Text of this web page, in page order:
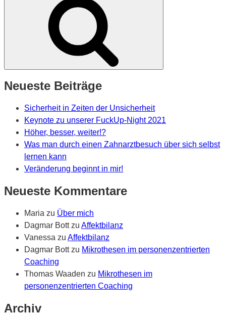
Neueste Beiträge
Sicherheit in Zeiten der Unsicherheit
Keynote zu unserer FuckUp-Night 2021
Höher, besser, weiter!?
Was man durch einen Zahnarztbesuch über sich selbst
lernen kann
Veränderung beginnt in mir!
Neueste Kommentare
Maria zu Über mich
Dagmar Bottzu Affektbilanz
Vanessa zu Affektbilanz
Dagmar Bottzu Mikrothesen im personenzentrierten
Coaching
Thomas Waaden zu Mikrothesen im
personenzentrierten Coaching
Archiv